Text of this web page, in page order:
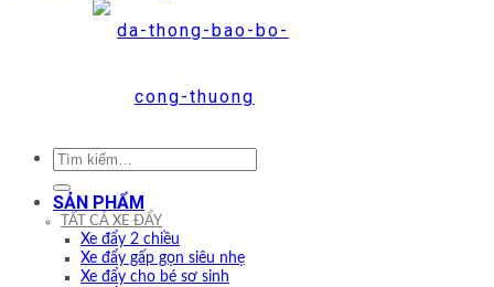
Tìm
kiếm:
SẢN PHẨM
TẤT CẢ XE ĐẨY
Xe đẩy 2 chiều
Xe đẩy gấp gọn siêu nhẹ
Xe đẩy cho bé sơ sinh